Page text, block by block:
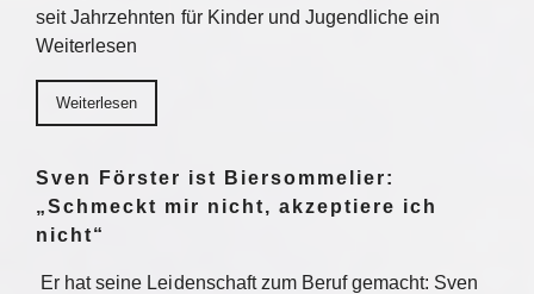
seit Jahrzehnten für Kinder und Jugendliche ein
Weiterlesen
Weiterlesen
Sven Förster ist Biersommelier:
„Schmeckt mir nicht, akzeptiere ich
nicht“
Er hat seine Leidenschaft zum Beruf gemacht: Sven